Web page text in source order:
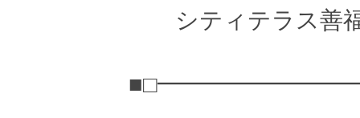
シティテラス善福